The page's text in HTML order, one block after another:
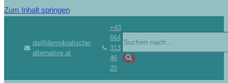
Zum Inhalt springen
da@demokratische-
alternative.at
+43
664
313
46
20